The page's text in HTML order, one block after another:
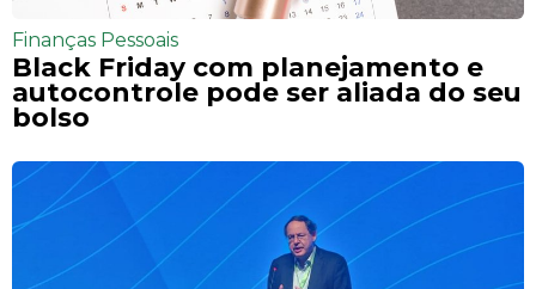
Finanças Pessoais
Black Friday com planejamento e
autocontrole pode ser aliada do seu
bolso